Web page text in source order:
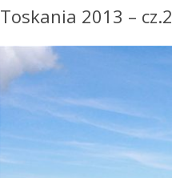
Toskania 2013 – cz.2